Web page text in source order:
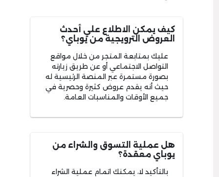
كيف يمكن الاطلاع علي أحدث
العروض الترويجية من يوباي؟
عليك بمتابعة المتجر من خلال مواقع
التواصل الاجتماعي أو عن طريق زيارته
بصورة مستمرة عبر المنصة الرئيسية له
حيث أنه يقدم عروض كثيرة وحصرية في
جميع الأوقات والمناسبات العامة.
هل عملية التسوق والشراء من
يوباي معقدة؟
بالتأكيد لا، يمكنك اتمام عملية الشراء